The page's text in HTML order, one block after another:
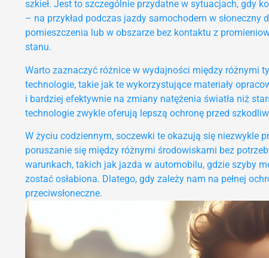
szkieł. Jest to szczególnie przydatne w sytuacjach, gdy
– na przykład podczas jazdy samochodem w
pomieszczenia lub w obszarze bez kontaktu z
stanu.
Warto zaznaczyć różnice w wydajności między różnymi
technologie, takie jak te wykorzystujące materiały
i bardziej efektywnie na zmiany natężenia światła niż
technologie zwykle oferują lepszą ochronę przed
W życiu codziennym, soczewki te okazują się niezwykle
poruszanie się między różnymi środowiskami bez
warunkach, takich jak jazda w automobilu, gdzie szyby
zostać osłabiona. Dlatego, gdy zależy nam na pełnej
przeciwsłoneczne.